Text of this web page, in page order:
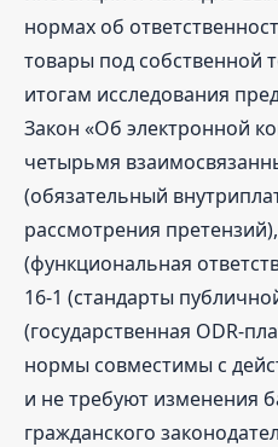
нормах об
товары под собственной
итогам исследования
Закон «Об электронной
четырьмя
(обязательный
рассмотрения претензий),
(функциональная
16-1 (стандарты
(государственная ODR-
нормы совместимы с
и не требуют изменения
гражданского